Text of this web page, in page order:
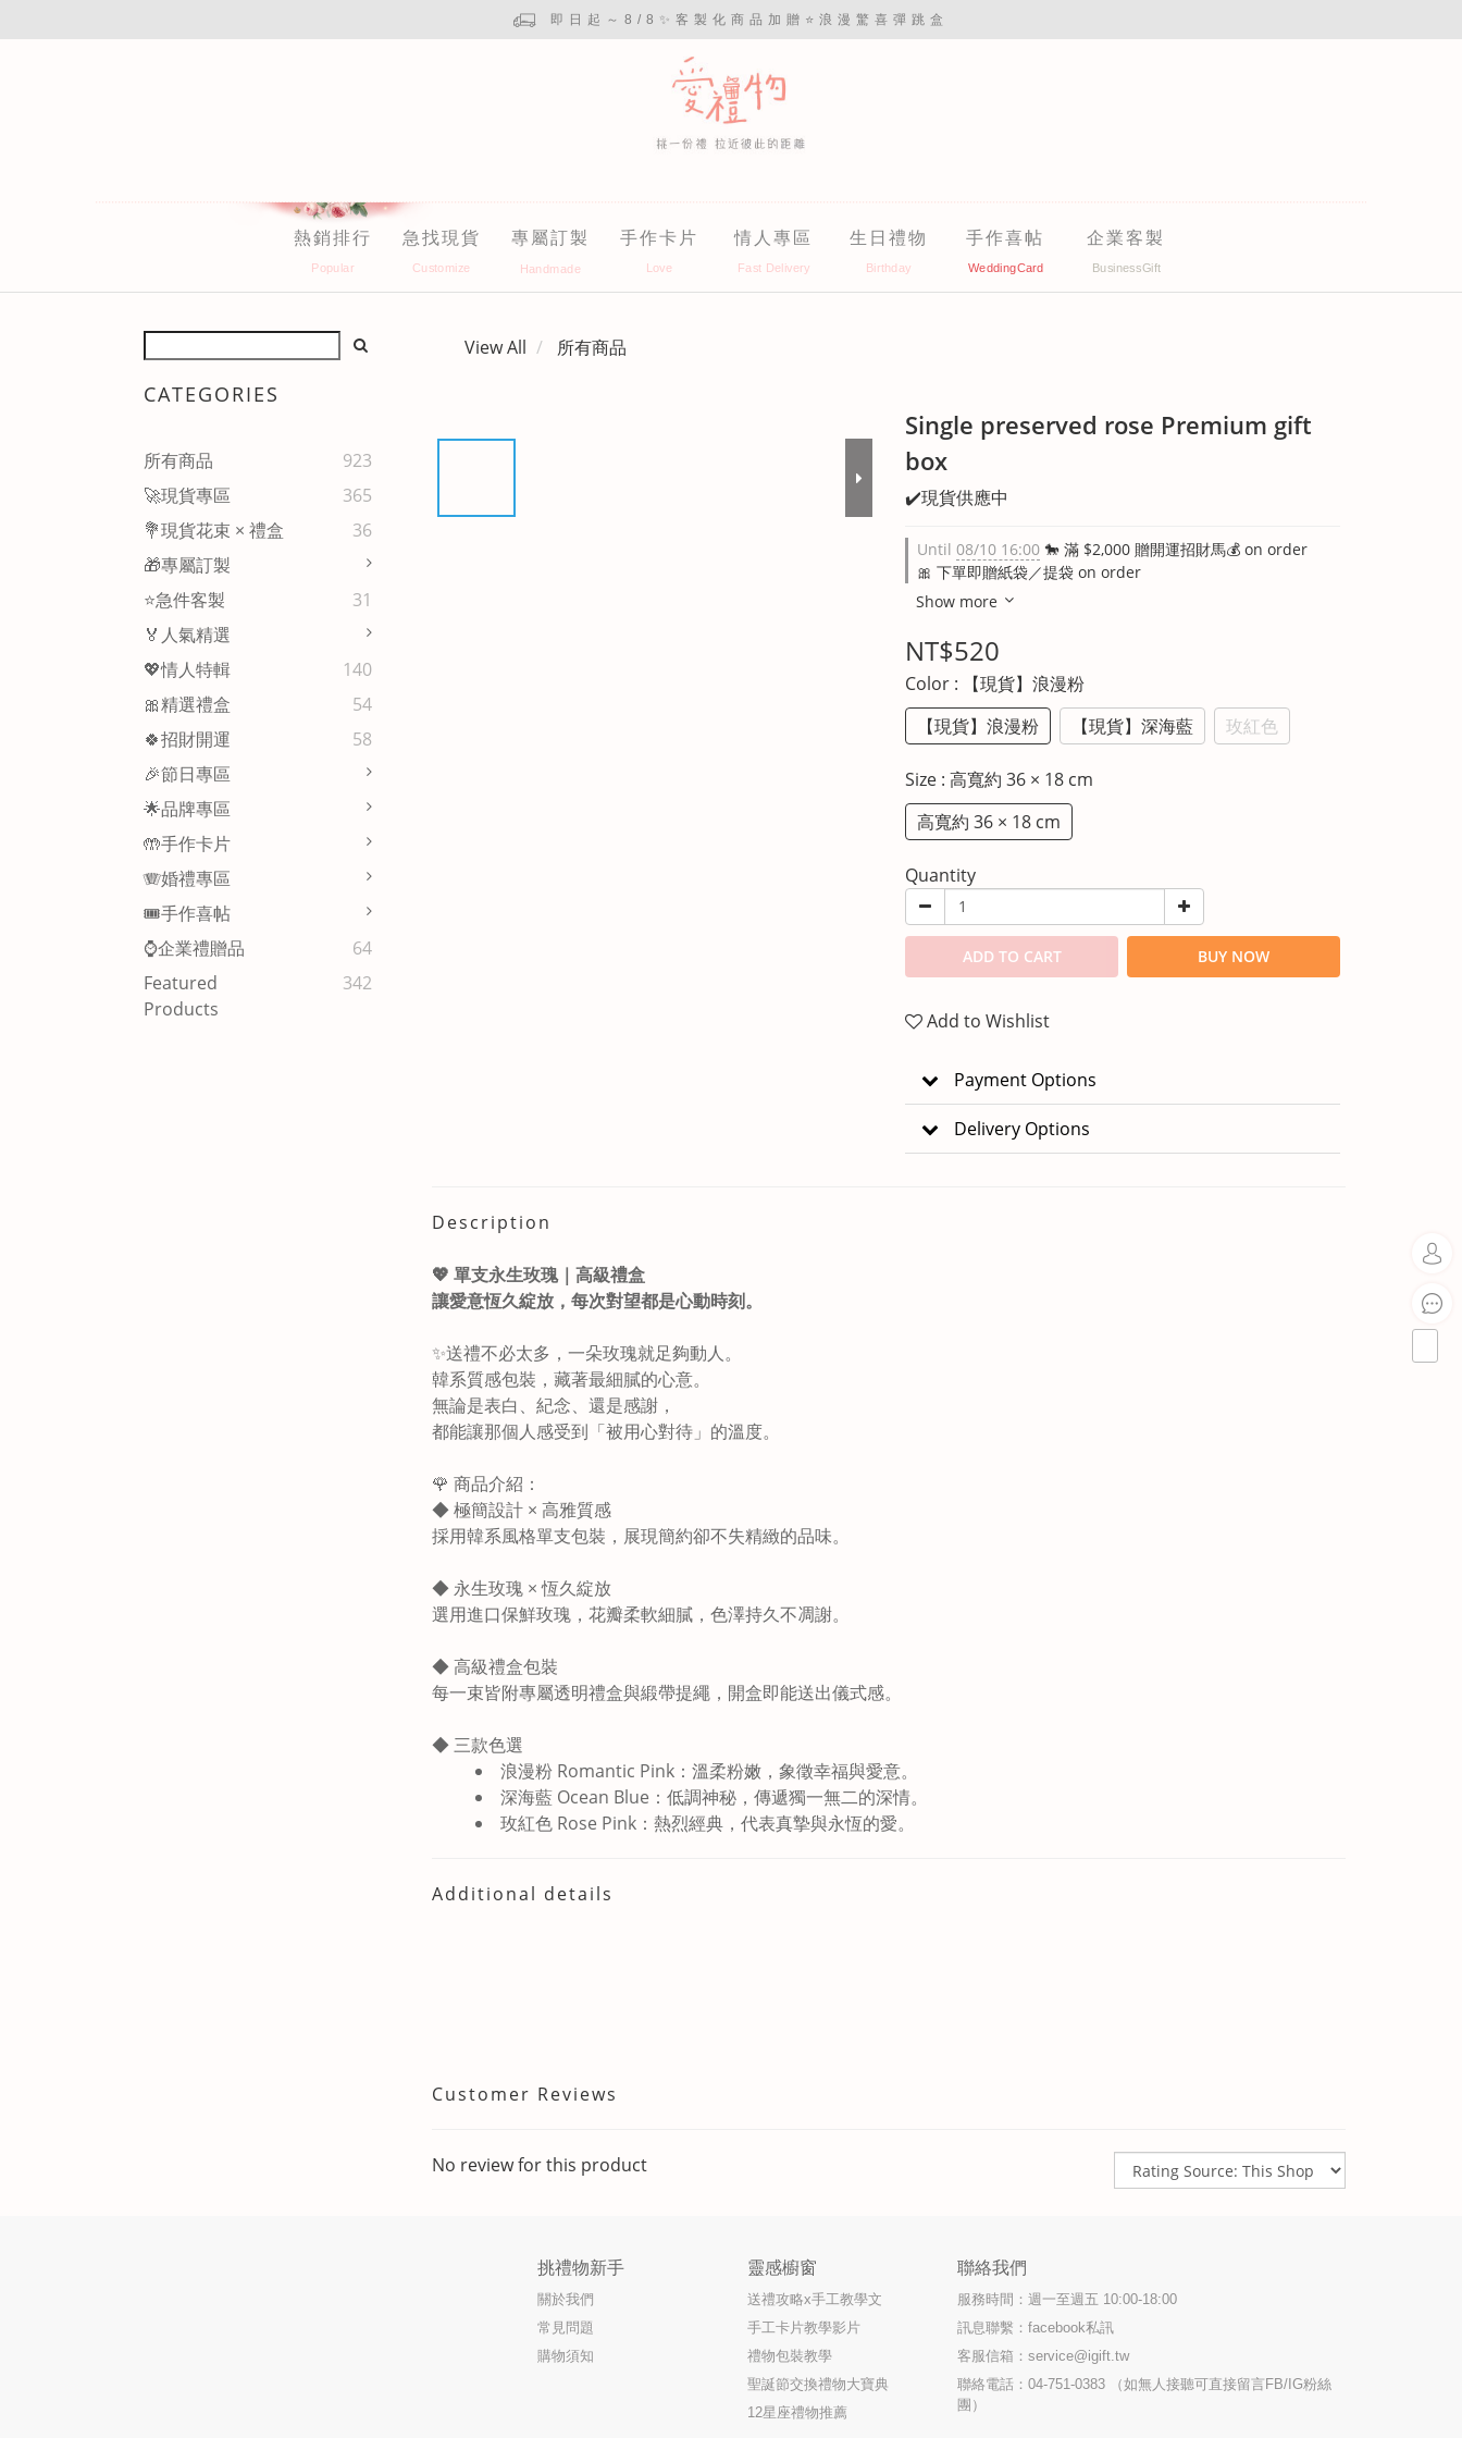
即日起～8/8✨客製化商品加贈⭐浪漫驚喜彈跳盒
熱銷排行 急找現貨 專屬訂製 手作卡片 情人專區 生日禮物 手作喜帖 企業客製
CATEGORIES
所有商品
923
🚀現貨專區
365
💐現貨花束 × 禮盒
36
🎁專屬訂製
⭐急件客製
31
🏅人氣精選
💖情人特輯
140
🎀精選禮盒
54
🍀招財開運
58
🎉節日專區
🌟品牌專區
🤲手作卡片
🪗婚禮專區
🎟️手作喜帖
⌚企業禮贈品
64
Featured
Products
342
View All 所有商品
Single preserved rose Premium gift
box
✔️現貨供應中
Until 08/10 16:00 🐎 滿 $2,000 贈開運招財馬💰 on order
🎀 下單即贈紙袋／提袋 on order
Show more
NT$520
Color : 【現貨】浪漫粉
【現貨】浪漫粉
【現貨】深海藍 玫紅色
Size : 高寬約 36 × 18 cm
高寬約 36 × 18 cm
Quantity
ADD TO CART BUY NOW
Add to Wishlist
Payment Options
Delivery Options
Description
💖 單支永生玫瑰｜高級禮盒
讓愛意恆久綻放，每次對望都是心動時刻。
✨送禮不必太多，一朵玫瑰就足夠動人。
韓系質感包裝，藏著最細膩的心意。
無論是表白、紀念、還是感謝，
都能讓那個人感受到「被用心對待」的溫度。
🌹 商品介紹：
◆ 極簡設計 × 高雅質感
採用韓系風格單支包裝，展現簡約卻不失精緻的品味。
◆ 永生玫瑰 × 恆久綻放
選用進口保鮮玫瑰，花瓣柔軟細膩，色澤持久不凋謝。
◆ 高級禮盒包裝
每一束皆附專屬透明禮盒與緞帶提繩，開盒即能送出儀式感。
◆ 三款色選
浪漫粉 Romantic Pink：溫柔粉嫩，象徵幸福與愛意。
深海藍 Ocean Blue：低調神秘，傳遞獨一無二的深情。
玫紅色 Rose Pink：熱烈經典，代表真摯與永恆的愛。
Additional details
Customer Reviews
No review for this product
挑禮物新手
關於我們
常見問題
購物須知
靈感櫥窗
送禮攻略x手工教學文
手工卡片教學影片
禮物包裝教學
聖誕節交換禮物大寶典
12星座禮物推薦
聯絡我們
服務時間：週一至週五 10:00-18:00
訊息聯繫：facebook私訊
客服信箱：service@igift.tw
聯絡電話：04-751-0383 （如無人接聽可直接留言FB/IG粉絲
團）